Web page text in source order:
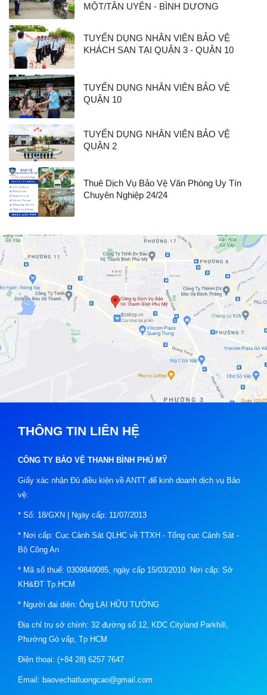
MỘT/TÂN UYÊN - BÌNH DƯƠNG
TUYỂN DỤNG NHÂN VIÊN BẢO VỆ
KHÁCH SẠN TẠI QUẬN 3 - QUẬN 10
TUYỂN DỤNG NHÂN VIÊN BẢO VỆ
QUẬN 10
TUYỂN DỤNG NHÂN VIÊN BẢO VỆ
QUẬN 2
Thuê Dịch Vụ Bảo Vệ Văn Phòng Uy Tín
Chuyên Nghiệp 24/24
THÔNG TIN LIÊN HỆ
CÔNG TY BẢO VỆ THANH BÌNH PHÚ MỸ
Giấy xác nhận Đủ điều kiện về ANTT để kinh doanh dịch vụ Bảo
vệ:
* Số: 18/GXN | Ngày cấp: 11/07/2013
* Nơi cấp: Cục Cảnh Sát QLHC về TTXH - Tổng cục Cảnh Sát -
Bộ Công An
* Mã số thuế: 0309849085, ngày cấp 15/03/2010. Nơi cấp: Sở
KH&ĐT Tp.HCM
* Người đại diện: Ông LẠI HỮU TƯỜNG
Địa chỉ trụ sở chính: 32 đường số 12, KDC Cityland Parkhill,
Phường Gò vấp, Tp HCM
Điện thoại: (+84 28) 6257 7647
Email: baovechatluongcao@gmail.com